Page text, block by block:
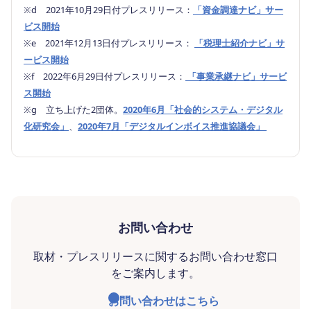
※d 2021年10月29日付プレスリリース：
「資金調達ナビ」サー
ビス開始
※e 2021年12月13日付プレスリリース：
「税理士紹介ナビ」サ
ービス開始
※f 2022年6月29日付プレスリリース：
「事業承継ナビ」サービ
ス開始
※g 立ち上げた2団体。 2020年6月「社会的システム・デジタル
化研究会」
2020年7月「デジタルインボイス推進協議会」
お問い合わせ
取材・プレスリリースに関するお問い合わせ窓口
をご案内します。
お問い合わせはこちら